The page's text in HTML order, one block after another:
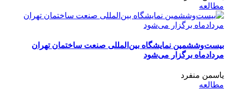
مطالعه
بیست‌وششمین نمایشگاه بین‌المللی صنعت ساختمان تهران
مردادماه برگزار می‌شود
یاسمن منفرد
مطالعه